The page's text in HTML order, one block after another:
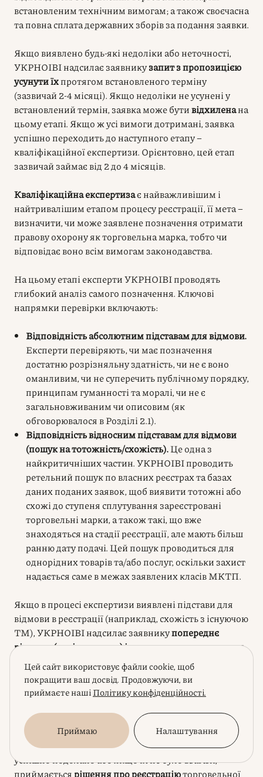
встановленим технічним вимогам; а також своєчасна
та повна сплата державних зборів за подання заявки.
Якщо виявлено будь-які недоліки або неточності,
УКРНОІВІ надсилає заявникузапит з пропозицією
усунути їхпротягом встановленого терміну
(зазвичай 2-4 місяці). Якщо недоліки не усунені у
встановлений термін, заявка може бутивідхиленана
цьому етапі. Якщо ж усі вимоги дотримані, заявка
успішно переходить до наступного етапу –
кваліфікаційної експертизи. Орієнтовно, цей етап
зазвичай займає від 2 до 4 місяців.
Кваліфікаційна експертизає найважливішим і
найтривалішим етапом процесу реєстрації, її мета –
визначити, чи може заявлене позначення отримати
правову охорону як торговельна марка, тобто чи
відповідає воно всім вимогам законодавства.
На цьому етапі експерти УКРНОІВІ проводять
глибокий аналіз самого позначення. Ключові
напрямки перевірки включають:
Відповідність абсолютним підставам для відмови.
Експерти перевіряють, чи має позначення
достатню розрізняльну здатність, чи не є воно
оманливим, чи не суперечить публічному порядку,
принципам гуманності та моралі, чи не є
загальновживаним чи описовим (як
обговорювалося в Розділі 2.1).
Відповідність відносним підставам для відмови
(пошук на тотожність/схожість).Це одна з
найкритичніших частин. УКРНОІВІ проводить
ретельний пошук по власних реєстрах та базах
даних поданих заявок, щоб виявити тотожні або
схожі до ступеня сплутування зареєстровані
торговельні марки, а також такі, що вже
знаходяться на стадії реєстрації, але мають більш
ранню дату подачі. Цей пошук проводиться для
однорідних товарів та/або послуг, оскільки захист
надається саме в межах заявлених класів МКТП.
Якщо в процесі експертизи виявлені підстави для
відмови в реєстрації (наприклад, схожість з існуючою
ТМ), УКРНОІВІ надсилає заявникупопереднє
рішення (повідомлення) із детальним викладенням
причин
. Заявник має право протягом встановленого
терміну (зазвичай 2-4 місяці) подати мотивовану
відповідь на заперечення експертизи, надати
експерта або внести зміни до заявки (наприклад,
зменшити перелік товарів/послуг, щоб уникнути
конфлікту). Якщо всі заперечення експертизи
успішно подолано або якщо їх не було взагалі,
приймається рішення про реєстраціюторговельної
Цей сайт використовує файли cookie, щоб
покращити ваш досвід. Продовжуючи, ви
приймаєте нашіПолітику конфіденційності.
Приймаю Налаштування